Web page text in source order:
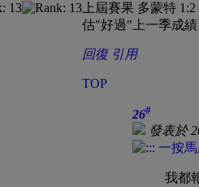
上屆賽果 多蒙特
估"好過"上一季成績
回復 引用
TOP
26#
發表於
我都